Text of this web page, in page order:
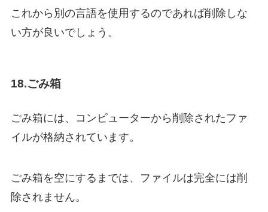
これから別の言語を使用するのであれば削除しな
い方が良いでしょう。
18.ごみ箱
ごみ箱には、コンピューターから削除されたファ
イルが格納されています。
ごみ箱を空にするまでは、ファイルは完全には削
除されません。